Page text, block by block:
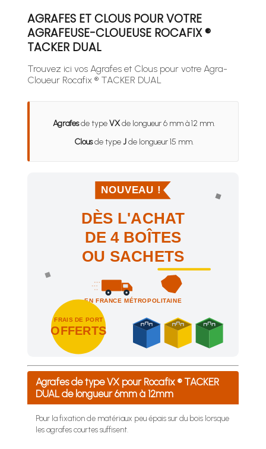
AGRAFES ET CLOUS POUR VOTRE
AGRAFEUSE-CLOUEUSE ROCAFIX ®
TACKER DUAL
Trouvez ici vos Agrafes et Clous pour votre Agra-
Cloueur Rocafix ® TACKER DUAL
Agrafesde typeVXde longueur 6 mm à 12 mm.
Clousde typeJde longueur 15 mm.
NOUVEAU !
DÈS L'ACHAT
DE 4 BOÎTES
OU SACHETS
EN FRANCE MÉTROPOLITAINE
FRAIS DE PORT
OFFERTS
Achetez 4 sachets ou boîtes d'agrafes ou de pointes et
Agrafes de type VX pour Rocafix ® TACKER
DUAL de longueur 6mm à 12mm
Pour la fixation de matériaux peu épais sur du bois lorsque
les agrafes courtes suffisent.